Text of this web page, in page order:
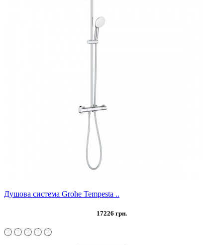
Душова система Grohe Tempesta ..
17226 грн.